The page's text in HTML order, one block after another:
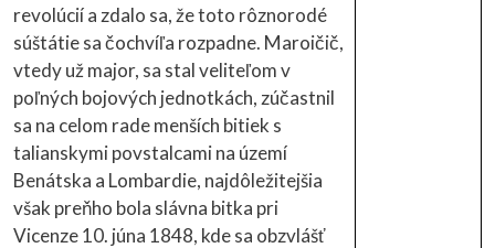
revolúcií a zdalo sa, že toto rôznorodé
súštátie sa čochvíľa rozpadne. Maroičič,
vtedy už major, sa stal veliteľom v
poľných bojových jednotkách, zúčastnil
sa na celom rade menších bitiek s
talianskymi povstalcami na území
Benátska a Lombardie, najdôležitejšia
však preňho bola slávna bitka pri
Vicenze 10. júna 1848, kde sa obzvlášť